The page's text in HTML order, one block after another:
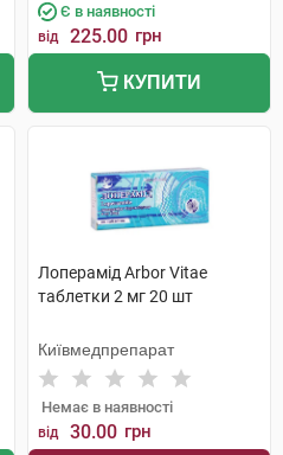
Є в наявності
від 225.00 грн
КУПИТИ
Лоперамід Arbor Vitae
таблетки 2 мг 20 шт
Київмедпрепарат
Немає в наявності
від 30.00 грн